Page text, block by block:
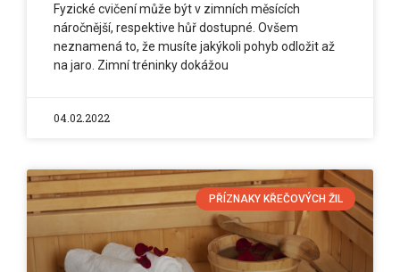
Fyzické cvičení může být v zimních měsících
náročnější, respektive hůř dostupné. Ovšem
neznamená to, že musíte jakýkoli pohyb odložit až
na jaro. Zimní tréninky dokážou
04.02.2022
PŘÍZNAKY KŘEČOVÝCH ŽIL